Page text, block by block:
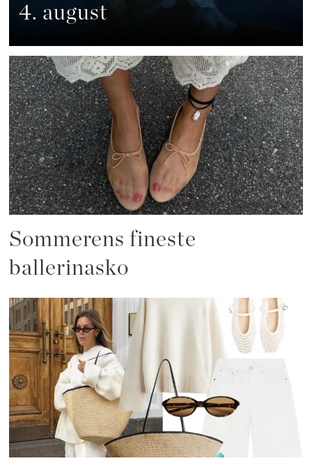
4. august
Sommerens fineste
ballerinasko